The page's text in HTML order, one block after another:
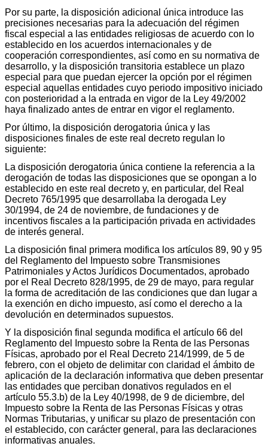
Por su parte, la disposición adicional única introduce las
precisiones necesarias para la adecuación del régimen
fiscal especial a las entidades religiosas de acuerdo con lo
establecido en los acuerdos internacionales y de
cooperación correspondientes, así como en su normativa de
desarrollo, y la disposición transitoria establece un plazo
especial para que puedan ejercer la opción por el régimen
especial aquellas entidades cuyo periodo impositivo iniciado
con posterioridad a la entrada en vigor de la Ley 49/2002
haya finalizado antes de entrar en vigor el reglamento.
Por último, la disposición derogatoria única y las
disposiciones finales de este real decreto regulan lo
siguiente:
La disposición derogatoria única contiene la referencia a la
derogación de todas las disposiciones que se opongan a lo
establecido en este real decreto y, en particular, del Real
Decreto 765/1995 que desarrollaba la derogada Ley
30/1994, de 24 de noviembre, de fundaciones y de
incentivos fiscales a la participación privada en actividades
de interés general.
La disposición final primera modifica los artículos 89, 90 y 95
del Reglamento del Impuesto sobre Transmisiones
Patrimoniales y Actos Jurídicos Documentados, aprobado
por el Real Decreto 828/1995, de 29 de mayo, para regular
la forma de acreditación de las condiciones que dan lugar a
la exención en dicho impuesto, así como el derecho a la
devolución en determinados supuestos.
Y la disposición final segunda modifica el artículo 66 del
Reglamento del Impuesto sobre la Renta de las Personas
Físicas, aprobado por el Real Decreto 214/1999, de 5 de
febrero, con el objeto de delimitar con claridad el ámbito de
aplicación de la declaración informativa que deben presentar
las entidades que perciban donativos regulados en el
artículo 55.3.b) de la Ley 40/1998, de 9 de diciembre, del
Impuesto sobre la Renta de las Personas Físicas y otras
Normas Tributarias, y unificar su plazo de presentación con
el establecido, con carácter general, para las declaraciones
informativas anuales.